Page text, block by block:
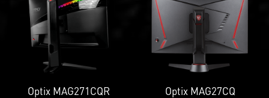
Optix MAG271CQR Optix MAG27CQ